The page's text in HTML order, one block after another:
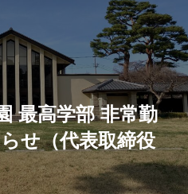
最高学部 非常勤
せ（代表取締役